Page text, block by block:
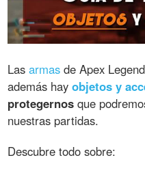
Lasarmas de Apex
además hayobjetos y
protegernos que
nuestras partidas.
Descubre todo sobre: